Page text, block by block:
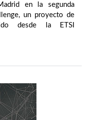
en la segunda
un proyecto de
desde la ETSI